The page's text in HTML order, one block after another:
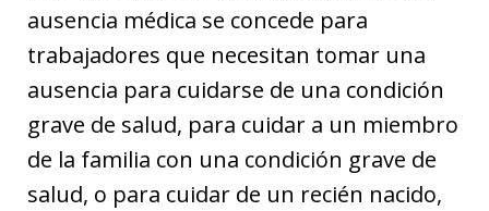
ausencia médica se concede para
trabajadores que necesitan tomar una
ausencia para cuidarse de una condición
grave de salud, para cuidar a un miembro
de la familia con una condición grave de
salud, o para cuidar de un recién nacido,